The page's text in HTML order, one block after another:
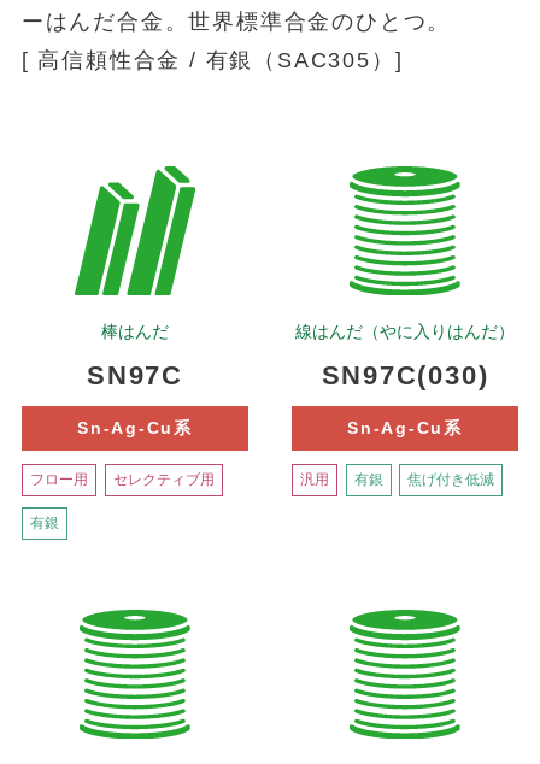
ーはんだ合金。世界標準合金のひとつ。
[ 高信頼性合金 / 有銀（SAC305）]
棒はんだ
SN97C
Sn-Ag-Cu系
フロー用 セレクティブ用
有銀
線はんだ（やに入りはんだ）
SN97C(030)
Sn-Ag-Cu系
汎用 有銀 焦げ付き低減